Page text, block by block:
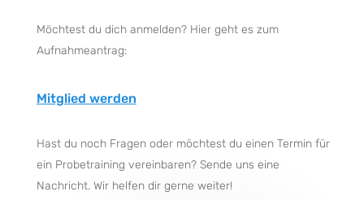
Möchtest du dich anmelden? Hier geht es zum
Aufnahmeantrag:
Mitglied werden
Hast du noch Fragen oder möchtest du einen Termin für
ein Probetraining vereinbaren? Sende uns eine
Nachricht. Wir helfen dir gerne weiter!